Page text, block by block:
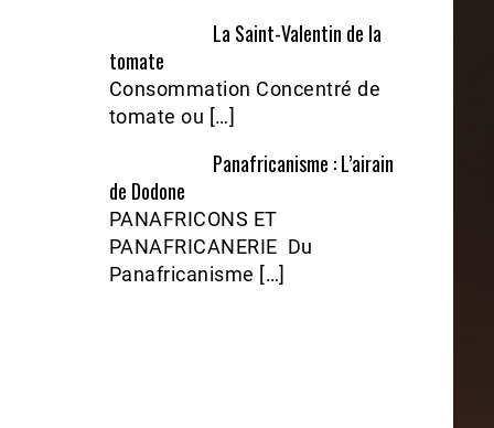
La Saint-Valentin de la
tomate
Consommation Concentré de
tomate ou […]
Panafricanisme : L’airain
de Dodone
PANAFRICONS ET
PANAFRICANERIE Du
Panafricanisme […]